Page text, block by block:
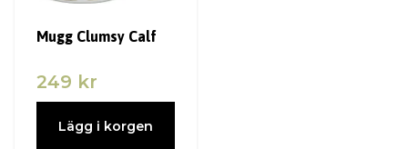
Mugg Clumsy Calf
249 kr
Lägg i korgen